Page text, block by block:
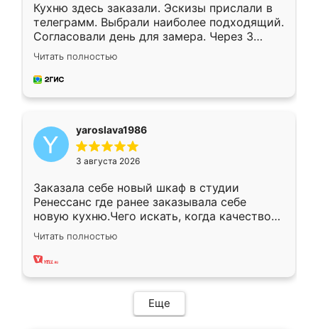
Кухню здесь заказали. Эскизы прислали в
телеграмм. Выбрали наиболее подходящий.
Согласовали день для замера. Через 3
недели кухня была уже готова. Остались
довольны работой. Спасибо Ренессанс
мебель за качественную работу!
Читать полностью
yaroslava1986
3 августа 2026
Заказала себе новый шкаф в студии
Ренессанс где ранее заказывала себе
новую кухню.Чего искать, когда качеством
вполне довольна. Служит кухня уже почти
два года, нареканий нет.
Читать полностью
Еще